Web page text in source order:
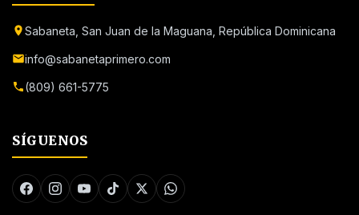
Sabaneta, San Juan de la Maguana, República Dominicana
info@sabanetaprimero.com
(809) 661-5775
SÍGUENOS